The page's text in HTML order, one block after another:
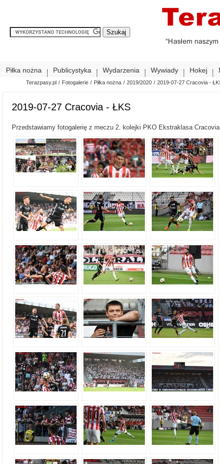
Piłka nożna Publicystyka Wydarzenia Wywiady Hokej
Terazpasy.pl / Fotogalerie / Piłka nożna / 2019/2020 / 2019-07-27 Cracovia -
2019-07-27 Cracovia - ŁKS
Przedstawiamy fotogalerię z meczu 2. kolejki PKO Ekstraklasa